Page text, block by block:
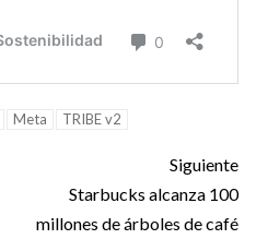
Meta TRIBE v2
Siguiente
Starbucks alcanza 100
millones de árboles de café